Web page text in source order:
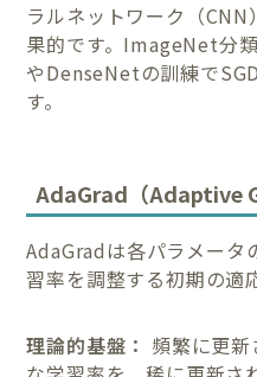
ラルネットワーク（
果的です。ImageNet分
やDenseNetの訓練で
す。
AdaGrad（Adaptive
AdaGradは各パラメータ
習率を調整する初期の適
理論的基盤： 頻繁に更